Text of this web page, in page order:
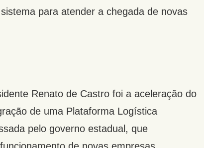
para atender a chegada de novas
Renato de Castro foi a aceleração do
de uma Plataforma Logística
pelo governo estadual, que